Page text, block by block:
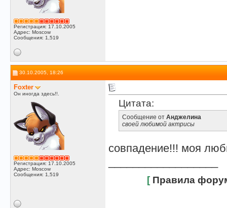
Регистрация: 17.10.2005
Адрес: Moscow
Сообщения: 1,519
30.10.2005, 18:26
Foxter
Он иногда здесь!!.
Регистрация: 17.10.2005
Адрес: Moscow
Сообщения: 1,519
Цитата:
Сообщение от Анджелина
своей любимой актрисы
совпадение!!! моя
[ Правила